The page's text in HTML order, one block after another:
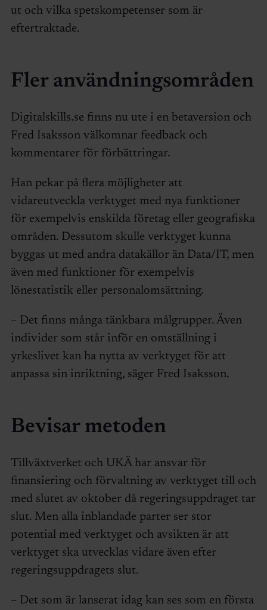
ut och vilka spetskompetenser som är
eftertraktade.
Fler användningsområden
Digitalskills.se finns nu ute i en betaversion och
Fred Isaksson välkomnar feedback och
kommentarer för förbättringar.
Han pekar på flera möjligheter att
vidareutveckla verktyget med nya funktioner
för exempelvis enskilda företag eller geografiska
områden. Dessutom skulle verktyget kunna
byggas ut med andra datakällor än Data/IT, men
även med funktioner för exempelvis
lönestatistik eller personalomsättning.
– Det finns många tänkbara målgrupper. Även
individer som står inför en omställning i
yrkeslivet kan ha nytta av verktyget för att
anpassa sin inriktning, säger Fred Isaksson.
Bevisar metoden
Tillväxtverket och UKÄ har ansvar för
finansiering och förvaltning av verktyget till och
med slutet av oktober då regeringsuppdraget tar
slut. Men alla inblandade parter ser stor
potential med verktyget och avsikten är att
verktyget ska utvecklas vidare även efter
regeringsuppdragets slut.
– Det som är lanserat idag kan ses som en första